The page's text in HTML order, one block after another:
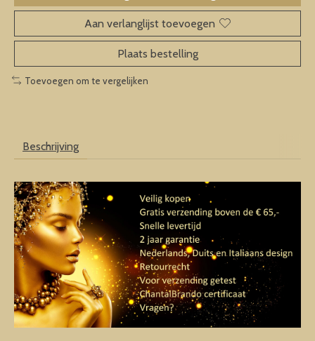
Aan verlanglijst toevoegen
Plaats bestelling
Toevoegen om te vergelijken
Beschrijving